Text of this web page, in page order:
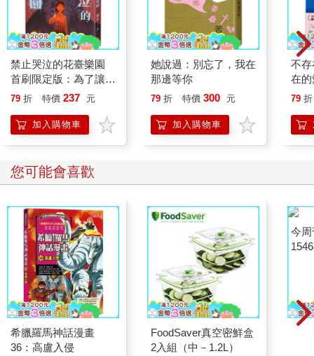
禁止哭泣的花臺樂園
首刷限定版：為了讓全
家人都幸福，妳必須學
撕裂
79 折 特價 237 元
加入購物車
她說過：別忘了，我在
那邊等你
79 折 特價 300 元
加入購物車
不
在
獨】
79 折
您可能會喜歡
希臘羅馬神話漫畫
36：高盧入侵
FoodSaver真空密鮮盒
2入組（中－1.2L）